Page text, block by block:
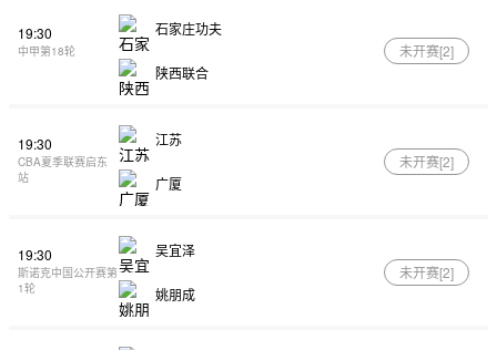
19:30
中甲第18轮
石家庄功夫
陕西联合
未开赛[2]
19:30
CBA夏季联赛启东
站
江苏
广厦
未开赛[2]
19:30
斯诺克中国公开赛第
1轮
吴宜泽
姚朋成
未开赛[2]